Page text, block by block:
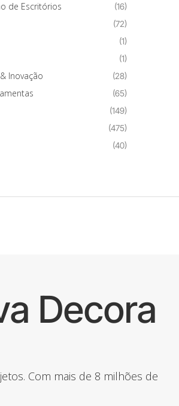
de Escritórios (16)
(72)
(1)
(1)
Inovação (28)
(65)
(149)
(475)
(40)
Decora
Com mais de 8 milhões de